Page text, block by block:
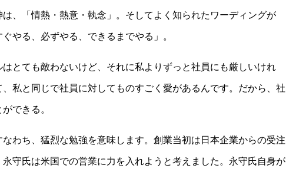
、「情熱・熱意・執念」。そしてよく知られたワーディングが
やる、必ずやる、できるまでやる」。
とても敵わないけど、それに私よりずっと社員にも厳しいけれ
私と同じで社員に対してものすごく愛があるんです。だから、社
できる。
なわち、猛烈な勉強を意味します。創業当初は日本企業からの受注
守氏は米国での営業に力を入れようと考えました。永守氏自身が